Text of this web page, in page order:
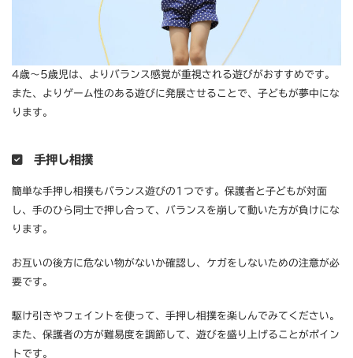
4歳〜5歳児は、よりバランス感覚が重視される遊びがおすすめです。
また、よりゲーム性のある遊びに発展させることで、子どもが夢中にな
ります。
手押し相撲
簡単な手押し相撲もバランス遊びの1つです。保護者と子どもが対面
し、手のひら同士で押し合って、バランスを崩して動いた方が負けにな
ります。
お互いの後方に危ない物がないか確認し、ケガをしないための注意が必
要です。
駆け引きやフェイントを使って、手押し相撲を楽しんでみてください。
また、保護者の方が難易度を調節して、遊びを盛り上げることがポイン
トです。